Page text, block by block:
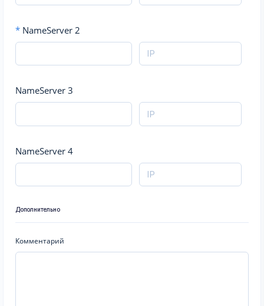
* NameServer 2
NameServer 3
NameServer 4
Дополнительно
Комментарий